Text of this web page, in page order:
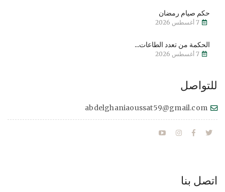
حكم صيام رمضان
7 أغسطس 2026
الحكمة من تعدد الطاعات...
7 أغسطس 2026
للتواصل
abdelghaniaoussat59@gmail.com
اتصل بنا